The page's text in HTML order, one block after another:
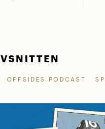
OFFSIDES PODCAST